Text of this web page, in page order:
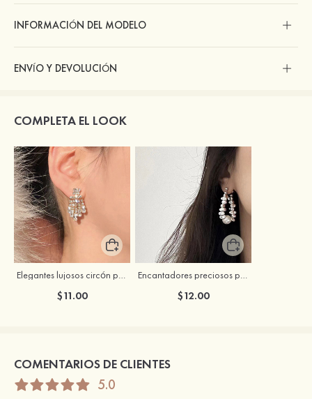
INFORMACIÓN DEL MODELO
ENVÍO Y DEVOLUCIÓN
COMPLETA EL LOOK
$11.00 $12.00
COMENTARIOS DE CLIENTES
5.0